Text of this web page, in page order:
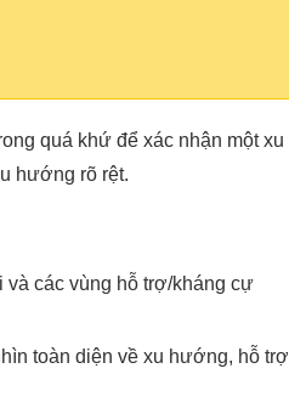
quá khứ để xác nhận một xu
hướng rõ rệt.
các vùng hỗ trợ/kháng cự
toàn diện về xu hướng, hỗ trợ